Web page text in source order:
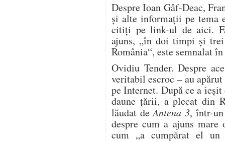
Despre Ioan Gâf-Deac,
şi alte informaţii pe tema
citiţi pe link-ul de aici.
ajuns, „în doi timpi şi
România“, este semnalat
Ovidiu Tender. Despre
veritabil escroc – au
pe Internet. După ce a
daune ţării, a plecat din
lăudat deAntena 3, într-
despre cum a ajuns
cum „a cumpărat el